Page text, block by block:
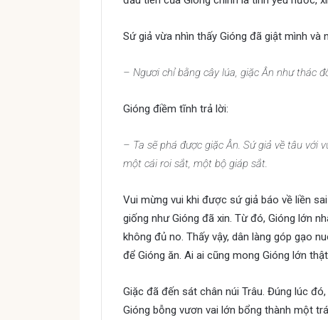
Sứ giả vừa nhìn thấy Gióng đã giật mình và
– Ngươi chỉ bằng cây lúa, giặc Ân như thác
Gióng điềm tĩnh trả lời:
– Ta sẽ phá được giặc Ân. Sứ giả về tâu
một cái roi sắt, một bộ giáp sắt.
Vui mừng vui khi được sứ giả báo về liền
giống như Gióng đã xin. Từ đó, Gióng lớn
không đủ no. Thấy vậy, dân làng góp gạo
để Gióng ăn. Ai ai cũng mong Gióng lớn
Giặc đã đến sát chân núi Trâu. Đúng lúc
Gióng bỗng vươn vai lớn bổng thành một